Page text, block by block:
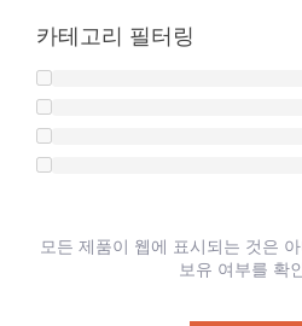
카테고리 필터링
모든 제품이 웹에 표시되는 것은
보유 여부를 확